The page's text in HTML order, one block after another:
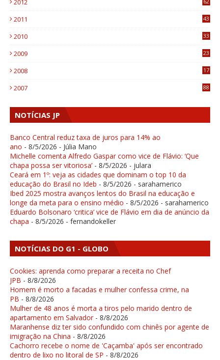
2012
2011
43
2010
33
2009
23
2008
17
2007 88
NOTÍCIAS JP
Banco Central reduz taxa de juros para 14% ao
ano - 8/5/2026 - Júlia Mano
Michelle comenta Alfredo Gaspar como vice de Flávio: ‘Que
chapa possa ser vitoriosa’ - 8/5/2026 - julara
Ceará em 1º: veja as cidades que dominam o top 10 da
educação do Brasil no Ideb - 8/5/2026 - sarahamerico
Ibed 2025 mostra avanços lentos do Brasil na educação e
longe da meta para o ensino médio - 8/5/2026 - sarahamerico
Eduardo Bolsonaro ‘critica’ vice de Flávio em dia de anúncio da
chapa - 8/5/2026 - fernandokeller
NOTÍCIAS DO G1 - GLOBO
Cookies: aprenda como preparar a receita no Chef
JPB - 8/8/2026
Homem é morto a facadas e mulher confessa crime, na
PB - 8/8/2026
Mulher de 48 anos é morta a tiros pelo marido dentro de
apartamento em Salvador - 8/8/2026
Maranhense diz ter sido confundido com chinês por agente de
imigração na China - 8/8/2026
Cachorro recebe o nome de 'Caçamba' após ser encontrado
dentro de lixo no litoral de SP - 8/8/2026